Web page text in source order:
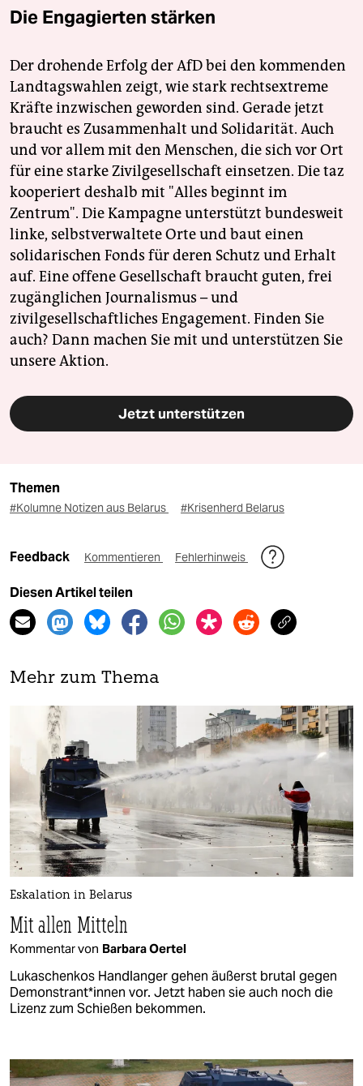
Die Engagierten stärken
Der drohende Erfolg der AfD bei den kommenden
Landtagswahlen zeigt, wie stark rechtsextreme
Kräfte inzwischen geworden sind. Gerade jetzt
braucht es Zusammenhalt und Solidarität. Auch
und vor allem mit den Menschen, die sich vor Ort
für eine starke Zivilgesellschaft einsetzen. Die taz
kooperiert deshalb mit "Alles beginnt im
Zentrum". Die Kampagne unterstützt bundesweit
linke, selbstverwaltete Orte und baut einen
solidarischen Fonds für deren Schutz und Erhalt
auf. Eine offene Gesellschaft braucht guten, frei
zugänglichen Journalismus – und
zivilgesellschaftliches Engagement. Finden Sie
auch? Dann machen Sie mit und unterstützen Sie
unsere Aktion.
Jetzt unterstützen
Themen
#Kolumne Notizen aus Belarus #Krisenherd Belarus
Feedback Kommentieren Fehlerhinweis
Diesen Artikel teilen
Mehr zum Thema
Eskalation in Belarus
Mit allen Mitteln
Kommentar von Barbara Oertel
Lukaschenkos Handlanger gehen äußerst brutal gegen
Demonstrant*innen vor. Jetzt haben sie auch noch die
Lizenz zum Schießen bekommen.